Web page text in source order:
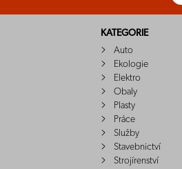
KATEGORIE
Auto
Ekologie
Elektro
Obaly
Plasty
Práce
Služby
Stavebnictví
Strojírenství